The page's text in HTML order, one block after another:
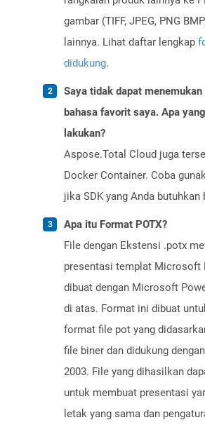
gambar (TIFF, JPEG, PNG
lainnya. Lihat daftar lengkap
didukung.
Saya tidak dapat menemukan
bahasa favorit saya. Apa
lakukan?
Aspose.Total Cloud juga
Docker Container. Coba
jika SDK yang Anda butuhkan
Apa itu Format POTX?
File dengan Ekstensi .potx
presentasi templat Microsoft
dibuat dengan Microsoft
di atas. Format ini dibuat
format file pot yang
file biner dan didukung
2003. File yang dihasilkan
untuk membuat presentasi
letak yang sama dan